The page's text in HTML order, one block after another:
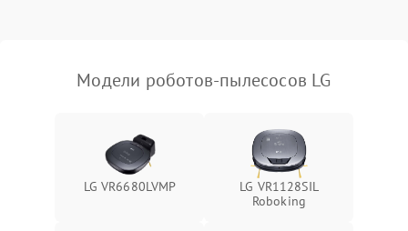
Модели роботов-пылесосов LG
LG VR6680LVMP
LG VR1128SIL
Roboking